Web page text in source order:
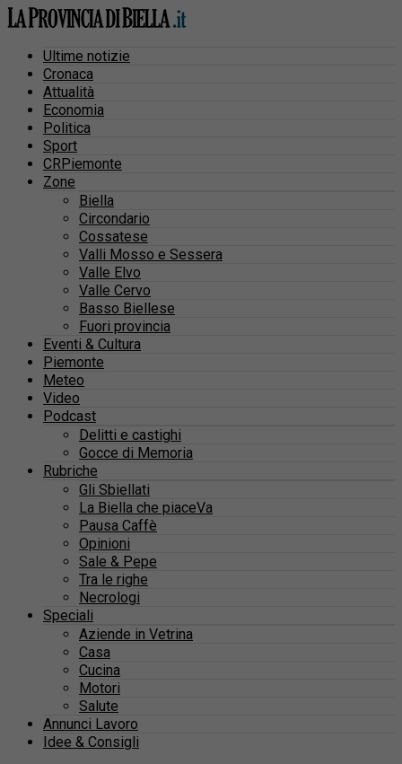
Ultime notizie
Cronaca
Attualità
Economia
Politica
Sport
CRPiemonte
Zone
Biella
Circondario
Cossatese
Valli Mosso e Sessera
Valle Elvo
Valle Cervo
Basso Biellese
Fuori provincia
Eventi & Cultura
Piemonte
Meteo
Video
Podcast
Delitti e castighi
Gocce di Memoria
Rubriche
Gli Sbiellati
La Biella che piaceVa
Pausa Caffè
Opinioni
Sale & Pepe
Tra le righe
Necrologi
Speciali
Aziende in Vetrina
Casa
Cucina
Motori
Salute
Annunci Lavoro
Idee & Consigli